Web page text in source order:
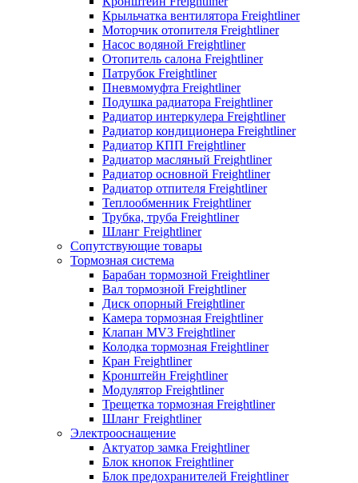
Крыльчатка вентилятора Freightliner
Моторчик отопителя Freightliner
Насос водяной Freightliner
Отопитель салона Freightliner
Патрубок Freightliner
Пневмомуфта Freightliner
Подушка радиатора Freightliner
Радиатор интеркулера Freightliner
Радиатор кондиционера Freightliner
Радиатор КПП Freightliner
Радиатор масляный Freightliner
Радиатор основной Freightliner
Радиатор отпителя Freightliner
Теплообменник Freightliner
Трубка, труба Freightliner
Шланг Freightliner
Сопутствующие товары
Тормозная система
Барабан тормозной Freightliner
Вал тормозной Freightliner
Диск опорный Freightliner
Камера тормозная Freightliner
Клапан MV3 Freightliner
Колодка тормозная Freightliner
Кран Freightliner
Кронштейн Freightliner
Модулятор Freightliner
Трещетка тормозная Freightliner
Шланг Freightliner
Электрооснащение
Актуатор замка Freightliner
Блок кнопок Freightliner
Блок предохранителей Freightliner